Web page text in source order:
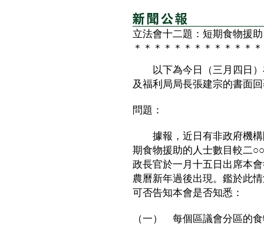
立法會十二題：短期食物援助
＊＊＊＊＊＊＊＊＊＊＊＊＊
以下為今日（三月四日）
及福利局局長張建宗的書面
問題：
據報，近日有非政府機構
期食物援助的人士數目較二
政長官於一月十五日出席本
農曆新年過後出現。鑑於此
可否告知本會是否知悉：
（一） 每個區議會分區的